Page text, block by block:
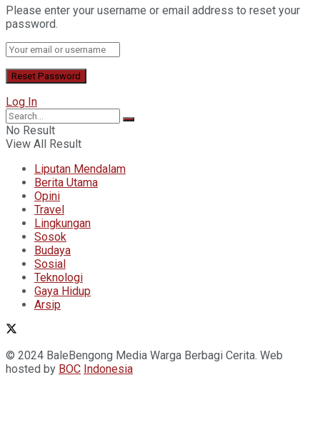
Please enter your username or email address to reset your
password.
Log In
No Result
View All Result
Liputan Mendalam
Berita Utama
Opini
Travel
Lingkungan
Sosok
Budaya
Sosial
Teknologi
Gaya Hidup
Arsip
© 2024 BaleBengong Media Warga Berbagi Cerita. Web
hosted by BOC Indonesia